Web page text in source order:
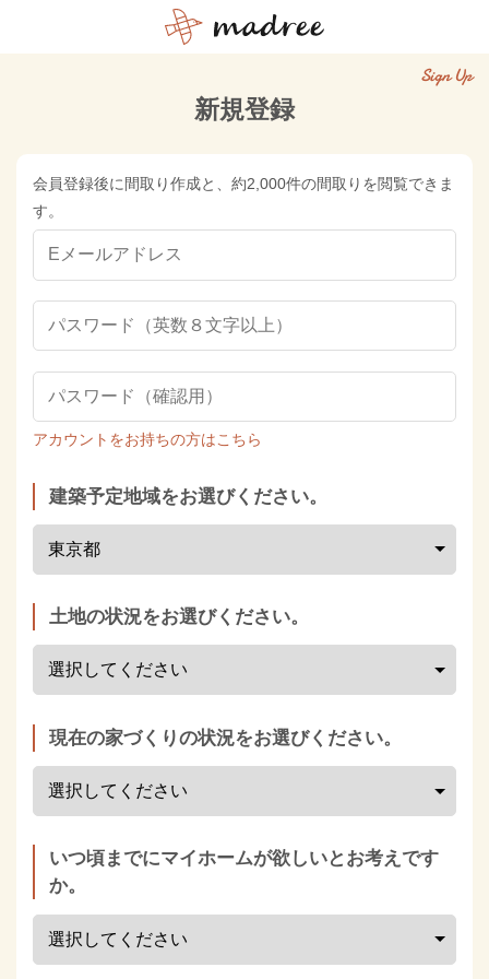
Sign Up
新規登録
会員登録後に間取り作成と、約2,000件の間取りを閲覧できま
す。
アカウントをお持ちの方はこちら
建築予定地域をお選びください。
土地の状況をお選びください。
現在の家づくりの状況をお選びください。
いつ頃までにマイホームが欲しいとお考えです
か。